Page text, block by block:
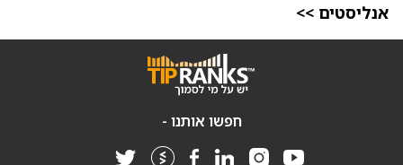
אנליסטים >>
חפשו אותנו -